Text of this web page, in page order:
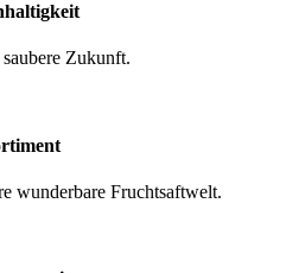
Zukunft.
wunderbare Fruchtsaftwelt.